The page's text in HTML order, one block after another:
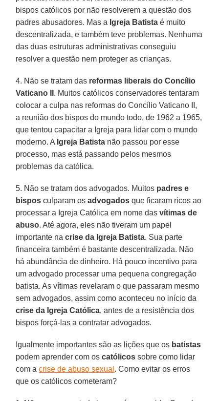
bispos católicos por não resolverem a questão dos
padres abusadores. Mas a Igreja Batista é muito
descentralizada, e também teve problemas. Nenhuma
das duas estruturas administrativas conseguiu
resolver a questão nem proteger as crianças.
4. Não se tratam das reformas liberais do Concílio
Vaticano II . Muitos católicos conservadores tentaram
colocar a culpa nas reformas do Concílio Vaticano II,
a reunião dos bispos do mundo todo, de 1962 a 1965,
que tentou capacitar a Igreja para lidar com o mundo
moderno. A Igreja Batista não passou por esse
processo, mas está passando pelos mesmos
problemas da católica.
5. Não se tratam dos advogados. Muitos padres e
bispos culparam osadvogados que ficaram ricos ao
processar a Igreja Católica em nome dasvítimas de
abuso. Até agora, eles não tiveram um papel
importante na crise da Igreja Batista. Sua parte
financeira também é bastante descentralizada. Não
há abundância de dinheiro. Há pouco incentivo para
um advogado processar uma pequena congregação
batista. As vítimas revelaram o que passaram mesmo
sem advogados, assim como aconteceu no início da
crise da Igreja Católica, antes de a resistência dos
bispos forçá-las a contratar advogados.
Igualmente importantes são as lições que os batistas
podem aprender com oscatólicos sobre como lidar
com acrise de abuso sexual . Como evitar os erros
que os católicos cometeram?